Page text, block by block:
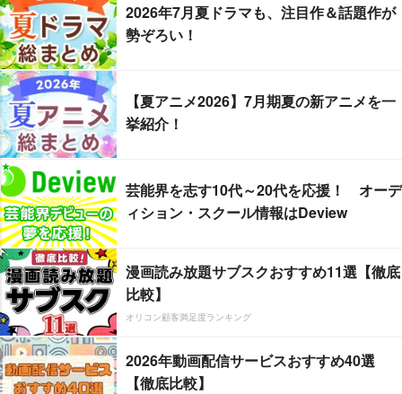
2026年7月夏ドラマも、注目作＆話題作が
勢ぞろい！
【夏アニメ2026】7月期夏の新アニメを一
挙紹介！
芸能界を志す10代～20代を応援！ オーデ
ィション・スクール情報はDeview
漫画読み放題サブスクおすすめ11選【徹底
比較】
オリコン顧客満足度ランキング
2026年動画配信サービスおすすめ40選
【徹底比較】